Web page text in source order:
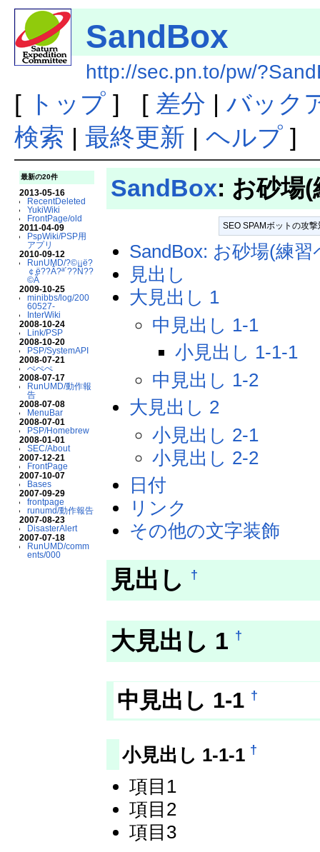
SandBox
http://sec.pn.to/pw/
[ トップ] [ 差分 | バック
検索 | 最終更新 | ヘルプ]
最新の20件
2013-05-16
RecentDeleted
YukiWiki
FrontPage/old
2011-04-09
PspWiki/PSP用
アプリ
2010-09-12
RunUMD/?©¡¡ë?
￠ë??Â?ª´??Ñ??
©Ã
2009-10-25
minibbs/log/200
60527-
InterWiki
2008-10-24
Link/PSP
2008-10-20
PSP/SystemAPI
2008-07-21
ぺぺぺ
2008-07-17
RunUMD/動作報
告
2008-07-08
MenuBar
2008-07-01
PSP/Homebrew
2008-01-01
SEC/About
2007-12-21
FrontPage
2007-10-07
Bases
2007-09-29
frontpage
runumd/動作報告
2007-08-23
DisasterAlert
2007-07-18
RunUMD/comm
ents/000
SandBox: お砂場
SEO SPAMボットの攻
SandBox: お砂場(練
見出し
大見出し 1
中見出し 1-1
小見出し 1-1-1
中見出し 1-2
大見出し 2
小見出し 2-1
小見出し 2-2
日付
リンク
その他の文字装飾
見出し †
大見出し 1 †
中見出し 1-1 †
小見出し 1-1-1 †
項目1
項目2
項目3